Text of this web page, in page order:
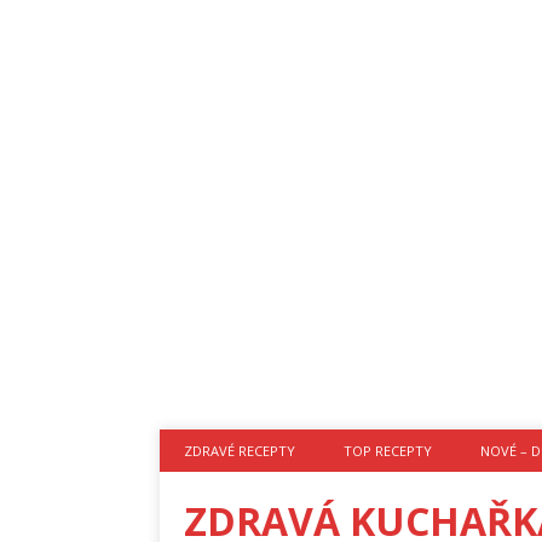
ZDRAVÉ RECEPTY TOP RECEPTY NOVÉ –
ZDRAVÁ